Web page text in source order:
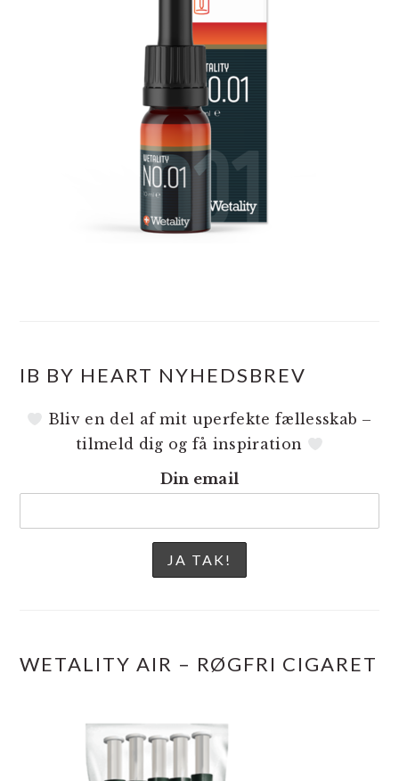
IB BY HEART NYHEDSBREV
Bliv en del af mit uperfekte fællesskab –
tilmeld dig og få inspiration
Din email
WETALITY AIR – RØGFRI CIGARET